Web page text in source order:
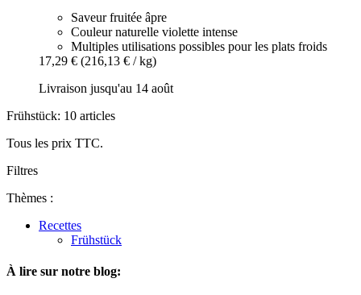
Saveur fruitée âpre
Couleur naturelle violette intense
Multiples utilisations possibles pour les plats froids
17,29 € (216,13 € / kg)
Livraison jusqu'au 14 août
Frühstück: 10 articles
Tous les prix TTC.
Filtres
Thèmes :
Recettes
Frühstück
À lire sur notre blog: